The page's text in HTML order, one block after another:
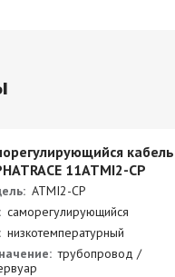
кабель
11ATMI2-CP
ATMI2-CP
саморегулирующийся
низкотемпературный
трубопровод /